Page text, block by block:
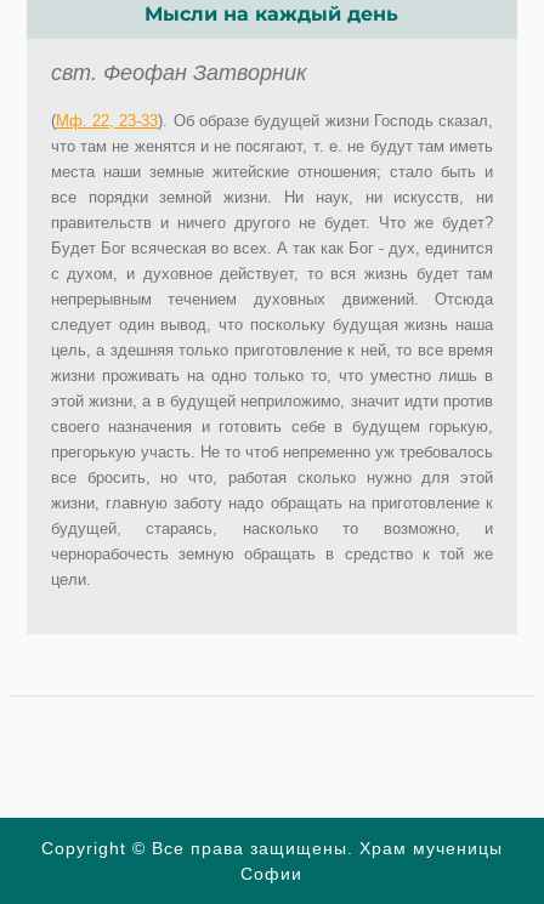
Мысли на каждый день
свт. Феофан Затворник
(Мф. 22, 23-33). Об образе будущей жизни Господь сказал,
что там не женятся и не посягают, т. е. не будут там иметь
места наши земные житейские отношения; стало быть и
все порядки земной жизни. Ни наук, ни искусств, ни
правительств и ничего другого не будет. Что же будет?
Будет Бог всяческая во всех. А так как Бог - дух, единится
с духом, и духовное действует, то вся жизнь будет там
непрерывным течением духовных движений. Отсюда
следует один вывод, что поскольку будущая жизнь наша
цель, а здешняя только приготовление к ней, то все время
жизни проживать на одно только то, что уместно лишь в
этой жизни, а в будущей неприложимо, значит идти против
своего назначения и готовить себе в будущем горькую,
прегорькую участь. Не то чтоб непременно уж требовалось
все бросить, но что, работая сколько нужно для этой
жизни, главную заботу надо обращать на приготовление к
будущей, стараясь, насколько то возможно, и
чернорабочесть земную обращать в средство к той же
цели.
Copyright © Все права защищены. Храм мученицы
Софии